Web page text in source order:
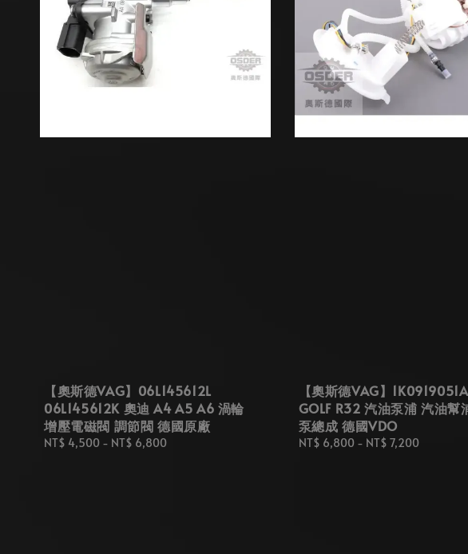
【奧斯德VAG】06L145612L
06L145612K 奧迪 A4 A5 A6 渦輪
增壓電磁閥 調節閥 德國原廠
Regular
NT$ 4,500 - NT$ 6,800
【奧斯德VAG】
GOLF R32 汽油泵浦 汽油幫
泵總成 德國VDO
Regular
NT$ 6,800- NT$ 7,200